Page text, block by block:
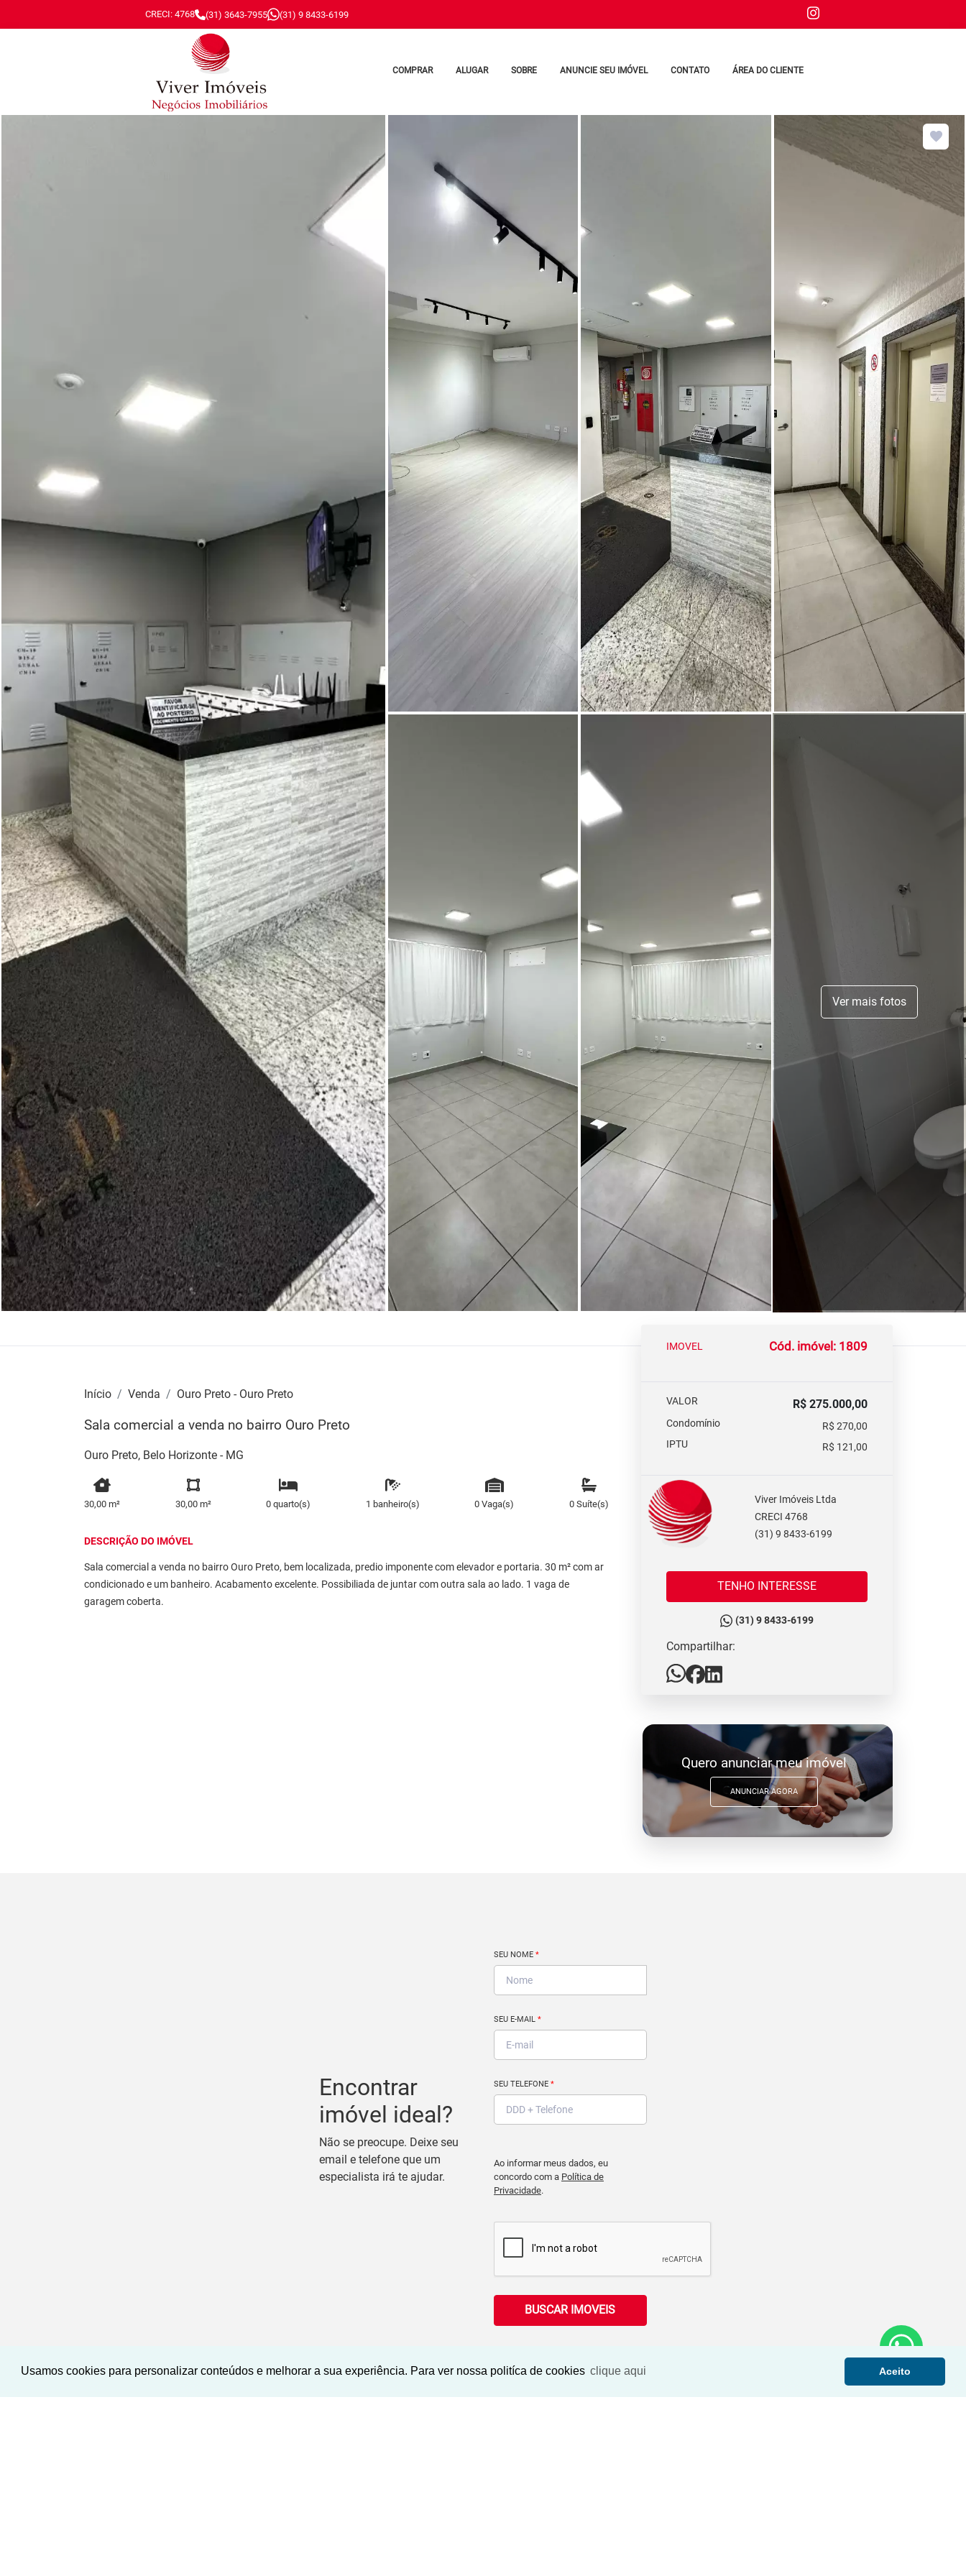
Usamos cookies para personalizar conteúdos e melhorar a sua experiência. Para ver nossa politíca de cookies clique aqui Aceito
CRECI: 4768 (31) 3643-7955 (31) 9 8433-6199
COMPRAR ALUGAR SOBRE ANUNCIE SEU IMÓVEL CONTATO ÁREA DO CLIENTE
Ver mais fotos
Início Venda Ouro Preto - Ouro Preto
Sala comercial a venda no bairro Ouro Preto
Ouro Preto, Belo Horizonte - MG
30,00 m² 30,00 m² 0 quarto(s) 1 banheiro(s) 0 Vaga(s) 0 Suíte(s)
DESCRIÇÃO DO IMÓVEL
Sala comercial a venda no bairro Ouro Preto, bem localizada, predio imponente com elevador e portaria. 30 m² com ar
condicionado e um banheiro. Acabamento excelente. Possibiliada de juntar com outra sala ao lado. 1 vaga de
garagem coberta.
IMOVEL Cód. imóvel: 1809
VALOR R$ 275.000,00
Condomínio
R$ 270,00
IPTU
R$ 121,00
Viver Imóveis Ltda
CRECI 4768
(31) 9 8433-6199
TENHO INTERESSE
(31) 9 8433-6199
Compartilhar:
Quero anunciar meu imóvel
ANUNCIAR AGORA
Encontrar
imóvel ideal?
Não se preocupe. Deixe seu
email e telefone que um
especialista irá te ajudar.
SEU NOME *
SEU E-MAIL *
SEU TELEFONE *
Ao informar meus dados, eu
concordo com a Política de
Privacidade.
BUSCAR IMOVEIS